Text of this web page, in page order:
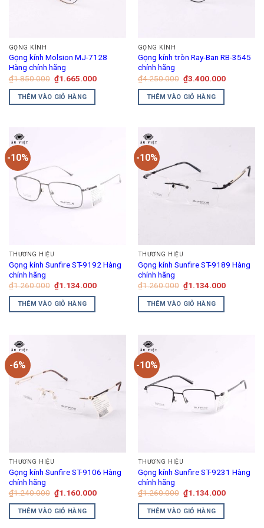
được
chọn
trên
trang
sản
GỌNG KÍNH
Gọng kính Molsion MJ-7128
Hàng chính hãng
₫1.850.000 Giá
gốc
là:
₫1.850.000.
₫1.665.000Giá
THÊM VÀO GIỎ HÀNG
GỌNG KÍNH
Gọng kính tròn Ray-Ban RB-3545
chính hãng
₫4.250.000 Giá
gốc
là:
₫4.250.000.
₫3.400.000Giá
THÊM VÀO GIỎ HÀNG
-10%
THƯƠNG HIỆU
Gọng kính Sunfire ST-9192 Hàng
chính hãng
₫1.260.000 Giá
gốc
là:
₫1.260.000.
₫1.134.000Giá
₫1.134.000.
THÊM VÀO GIỎ HÀNG
-10%
THƯƠNG HIỆU
Gọng kính Sunfire ST-9189 Hàng
chính hãng
₫1.260.000 Giá
gốc
là:
₫1.260.000.
₫1.134.000Giá
THÊM VÀO GIỎ HÀNG
-6%
THƯƠNG HIỆU
Gọng kính Sunfire ST-9106 Hàng
chính hãng
₫1.240.000 Giá
gốc
là:
₫1.240.000.
₫1.160.000Giá
THÊM VÀO GIỎ HÀNG
-10%
THƯƠNG HIỆU
Gọng kính Sunfire ST-9231 Hàng
chính hãng
₫1.260.000 Giá
gốc
là:
₫1.260.000.
₫1.134.000Giá
THÊM VÀO GIỎ HÀNG